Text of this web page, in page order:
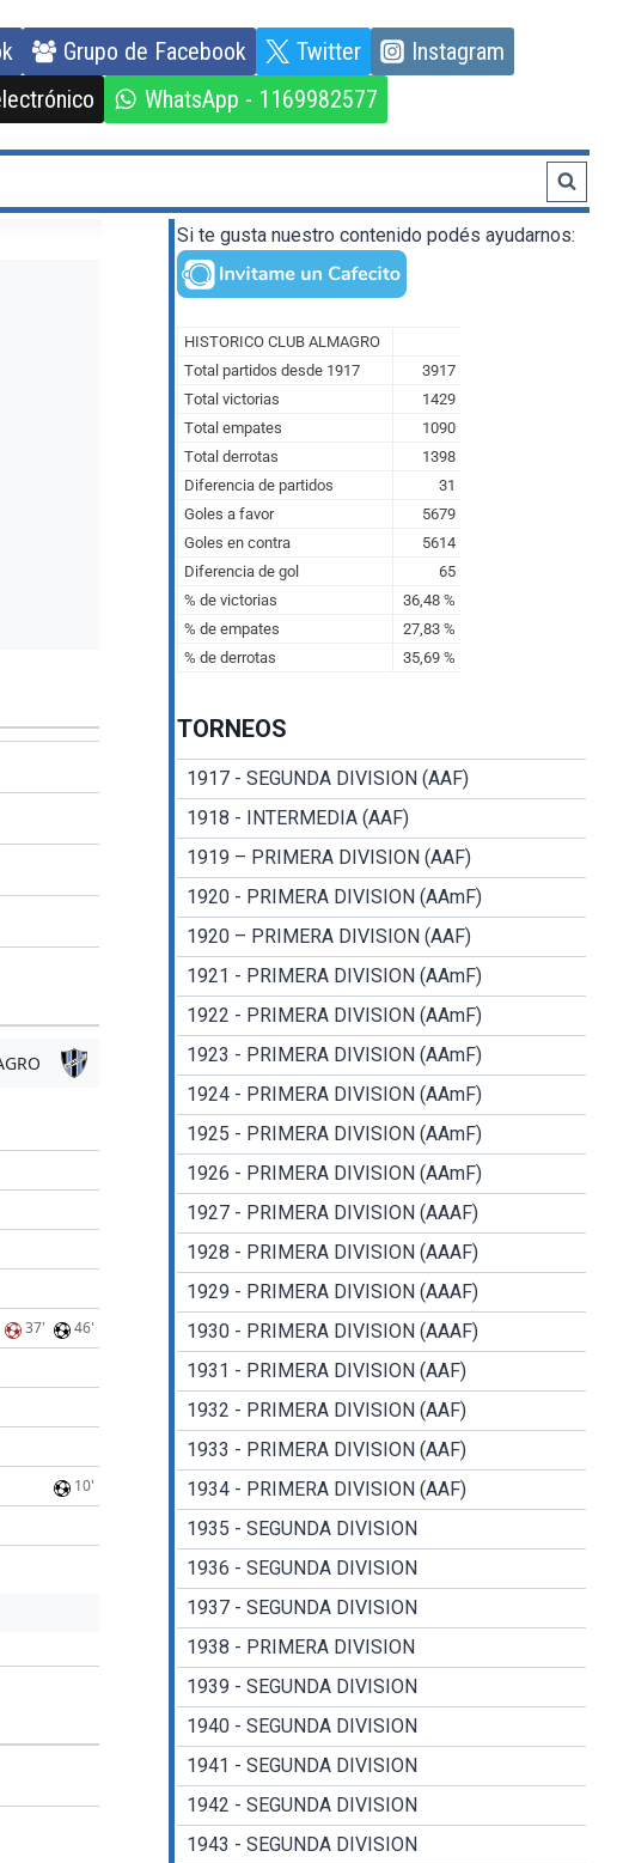
Grupo de Facebook Twitter
Instagram
WhatsApp - 1169982577
37' 46'
10'
Si te gusta nuestro contenido podés ayudarnos:
TORNEOS
1917 - SEGUNDA DIVISION (AAF)
1918 - INTERMEDIA (AAF)
1919 – PRIMERA DIVISION (AAF)
1920 - PRIMERA DIVISION (AAmF)
1920 – PRIMERA DIVISION (AAF)
1921 - PRIMERA DIVISION (AAmF)
1922 - PRIMERA DIVISION (AAmF)
1923 - PRIMERA DIVISION (AAmF)
1924 - PRIMERA DIVISION (AAmF)
1925 - PRIMERA DIVISION (AAmF)
1926 - PRIMERA DIVISION (AAmF)
1927 - PRIMERA DIVISION (AAAF)
1928 - PRIMERA DIVISION (AAAF)
1929 - PRIMERA DIVISION (AAAF)
1930 - PRIMERA DIVISION (AAAF)
1931 - PRIMERA DIVISION (AAF)
1932 - PRIMERA DIVISION (AAF)
1933 - PRIMERA DIVISION (AAF)
1934 - PRIMERA DIVISION (AAF)
1935 - SEGUNDA DIVISION
1936 - SEGUNDA DIVISION
1937 - SEGUNDA DIVISION
1938 - PRIMERA DIVISION
1939 - SEGUNDA DIVISION
1940 - SEGUNDA DIVISION
1941 - SEGUNDA DIVISION
1942 - SEGUNDA DIVISION
1943 - SEGUNDA DIVISION